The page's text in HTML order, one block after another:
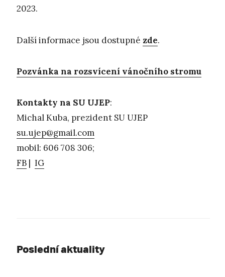
2023.
Další informace jsou dostupné zde.
Pozvánka na rozsvícení vánočního stromu
Kontakty na SU UJEP:
Michal Kuba, prezident SU UJEP
su.ujep@gmail.com
mobil: 606 708 306;
FB | IG
Poslední aktuality